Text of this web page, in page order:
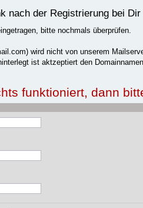
nach der Registrierung bei
bitte nochmals überprüfen.
wird nicht von unserem
ist aktzeptiert den
funktioniert, dann